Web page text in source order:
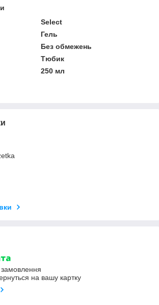
Select
Гель
Без обмежень
Тюбик
250 мл
на вашу картку